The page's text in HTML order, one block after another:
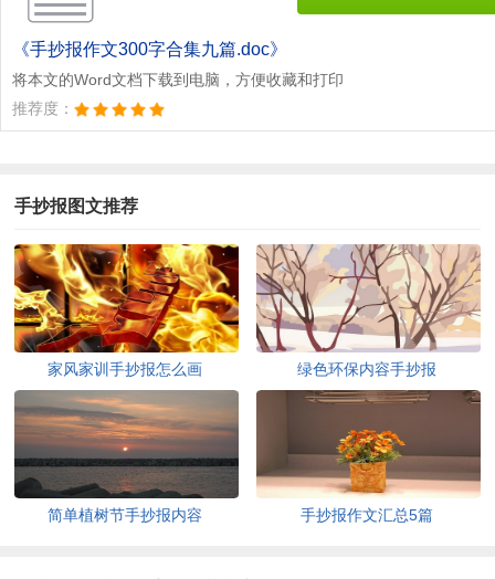
《手抄报作文300字合集九篇.doc》
将本文的Word文档下载到电脑，方便收藏和打印
推荐度：
手抄报图文推荐
家风家训手抄报怎么画 绿色环保内容手抄报
简单植树节手抄报内容 手抄报作文汇总5篇